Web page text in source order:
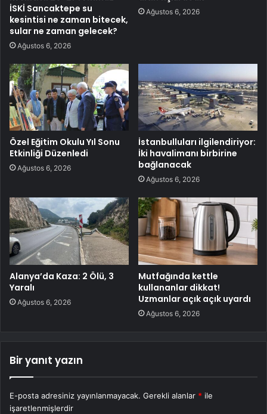
İSKİ Sancaktepe su
kesintisi ne zaman bitecek,
sular ne zaman gelecek?
Ağustos 6, 2026
Ağustos 6, 2026
Özel Eğitim Okulu Yıl Sonu
Etkinliği Düzenledi
Ağustos 6, 2026
İstanbulluları ilgilendiriyor:
İki havalimanı birbirine
bağlanacak
Ağustos 6, 2026
Alanya’da Kaza: 2 Ölü, 3
Yaralı
Ağustos 6, 2026
Mutfağında kettle
kullananlar dikkat!
Uzmanlar açık açık uyardı
Ağustos 6, 2026
Bir yanıt yazın
E-posta adresiniz yayınlanmayacak. Gerekli alanlar * ile
işaretlenmişlerdir